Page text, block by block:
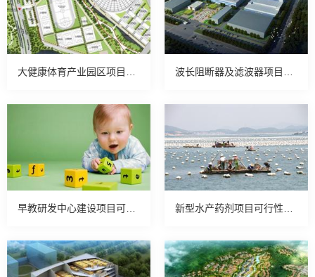
大健康体育产业园区项目可行性研究报告 波长阻断器及滤波器项目可行性研究报告案例